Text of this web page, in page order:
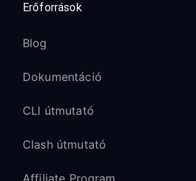
Erőforrások
Blog
Dokumentáció
CLI útmutató
Clash útmutató
Affiliate Program